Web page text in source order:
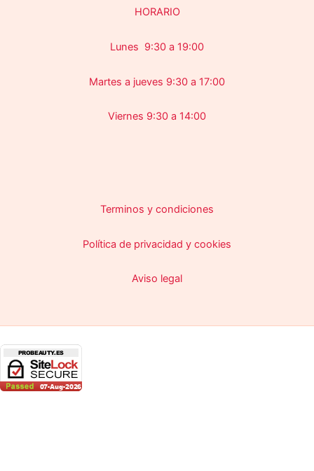
HORARIO
Lunes 9:30 a 19:00
Martes a jueves 9:30 a 17:00
Viernes 9:30 a 14:00
Terminos y condiciones
Política de privacidad y cookies
Aviso legal